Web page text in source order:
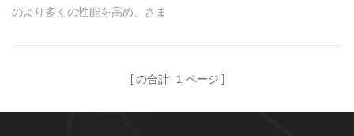
のより多くの性能を高め、さま
ことができます。 いくつかの一
ッケルコーティング、カルボキ
の合計 1 ページ